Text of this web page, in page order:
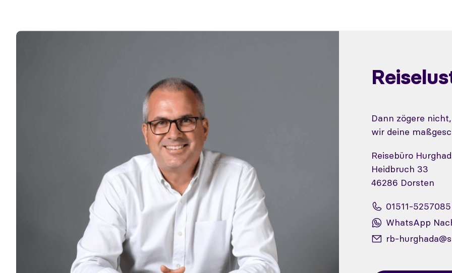
Dann zögere
wir deine
Reisebüro
Heidbruch 33
46286 Dorsten
01511-5257085
WhatsApp
rb-